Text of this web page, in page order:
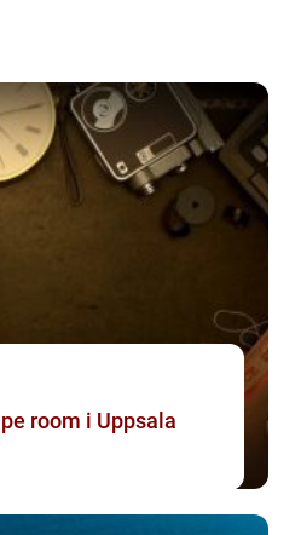
room i Uppsala